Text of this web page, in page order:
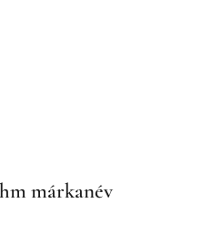
márkanév